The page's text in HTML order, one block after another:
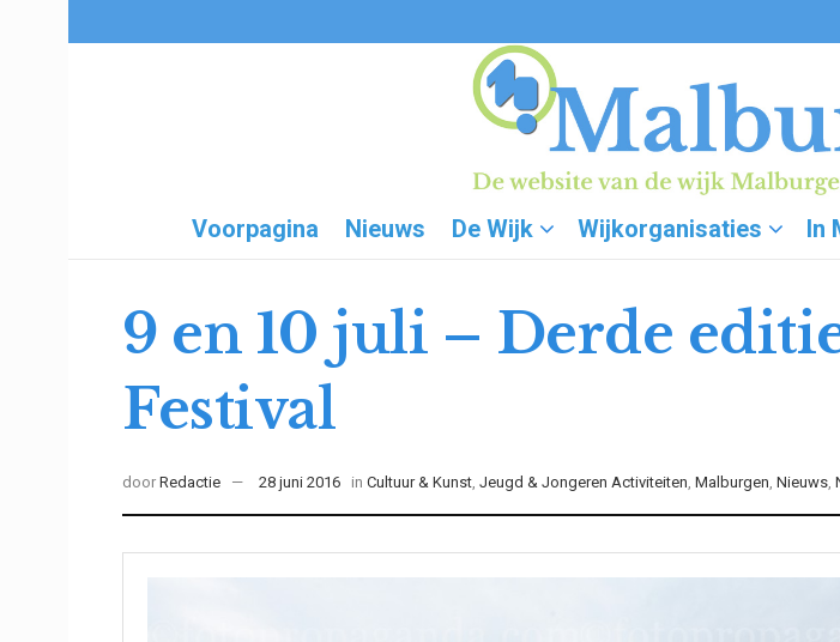
Voorpagina Nieuws De Wijk Wijkorganisaties In
9 en 10 juli – Derde
Festival
door Redactie 28 juni 2016 in Cultuur & Kunst, Jeugd & Jongeren Activiteiten, Malburgen, Nieuws,